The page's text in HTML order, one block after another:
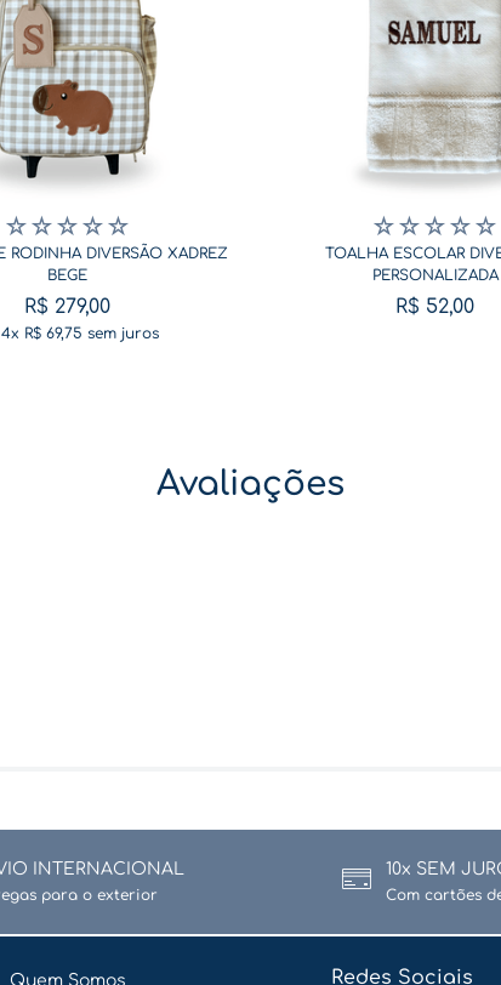
☆☆☆☆☆
RODINHA DIVERSÃO XADREZ
BEGE
R$ 279,00
4x R$ 69,75 sem juros
☆☆☆☆☆
TOALHA ESCOLAR
PERSONALIZADA
R$ 52,00
Avaliações
INTERNACIONAL
para o exterior
10x SEM
Com cartões
Quem Somos Redes Sociais